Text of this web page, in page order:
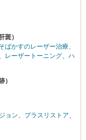
斑）
ばかすのレーザー治療
レーザートーニング
ハ
）
ョン プラスリストア